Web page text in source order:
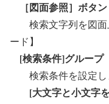
［図面参照］ボタン
検索文字列を図面
ード】
[検索条件]グループ
検索条件を設定し
[大文字と小文字を